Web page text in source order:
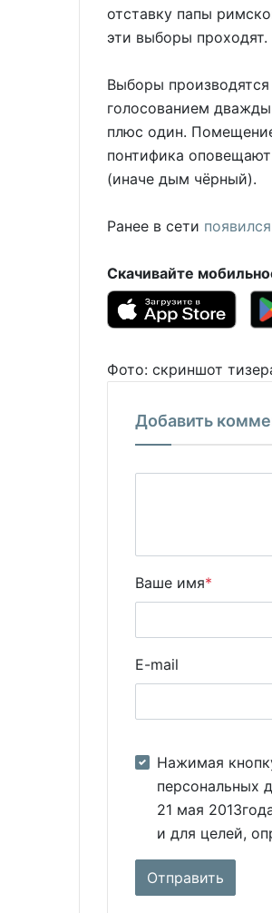
отставку папы
эти выборы проходят.
Выборы
голосованием
плюс один.
понтифика
(иначе дым чёрный).
Ранее в сети появился
Скачивайте
Фото: скриншот
Добавить
Ваше имя*
E-mail
Нажимая
персональных
21 мая
и для целей,